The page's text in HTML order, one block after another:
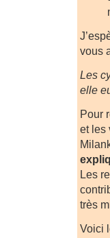
vous
Les
elle
Pour
et les
Les
très
Voici